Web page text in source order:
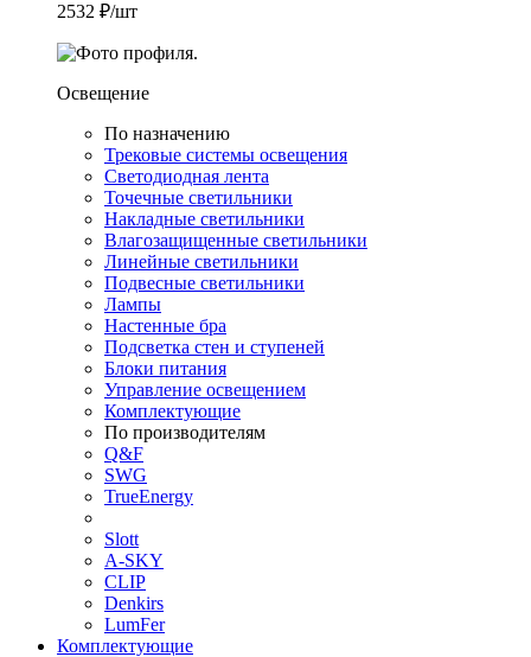
2532 ₽/шт
Освещение
По назначению
Трековые системы освещения
Светодиодная лента
Точечные светильники
Накладные светильники
Влагозащищенные светильники
Линейные светильники
Подвесные светильники
Лампы
Настенные бра
Подсветка стен и ступеней
Блоки питания
Управление освещением
Комплектующие
По производителям
Q&F
SWG
TrueEnergy
Slott
A-SKY
CLIP
Denkirs
LumFer
Комплектующие